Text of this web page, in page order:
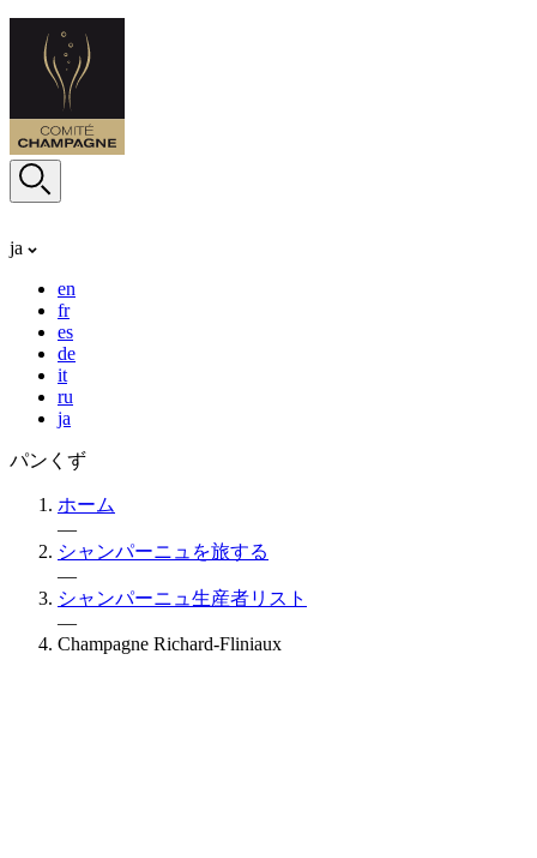
ja
en
fr
es
de
it
ru
ja
パンくず
ホーム
—
シャンパーニュを旅する
—
シャンパーニュ生産者リスト
—
Champagne Richard-Fliniaux